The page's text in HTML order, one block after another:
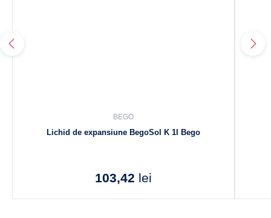
BEGO
Lichid de expansiune BegoSol K 1l Bego
103,42 lei